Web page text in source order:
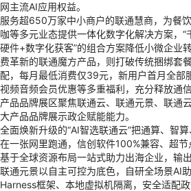
网主流AI应用权益。
服务超650万家中小商户的联通慧商，为餐
咖等多元业态提供一体化数字化解决方案，
硬件+数字化获客”的组合方案降低小微企业
费革新的联通魔方产品，则打破传统捆绑套
配，每月最低消费仅39元，新用户首月全部
视频音频会员优惠等多重福利，充分释放通信
产品品牌展区聚焦联通云、联通元景、联通
大产品品牌展示政企赋能能力。
全面焕新升级的“AI智选联通云”把通算、智
在一张网里跑通，信创软件100%兼容、超节
基于全球资源布局一站式助力出海企业，输
联通元景以自主可控为底色，自研全场景AI
Harness框架、本地虚拟机隔离，安全适配